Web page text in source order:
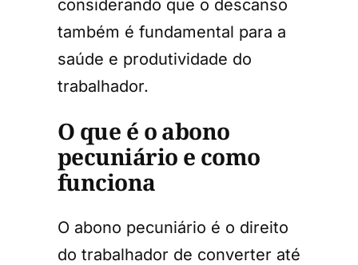
considerando que o descanso
também é fundamental para a
saúde e produtividade do
trabalhador.
O que é o abono
pecuniário e como
funciona
O abono pecuniário é o direito
do trabalhador de converter até